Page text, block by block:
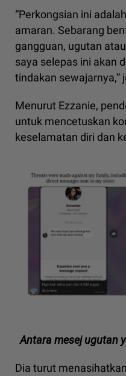
“Perkongsian ini
amaran. Sebarang
gangguan, ugutan
saya selepas ini akan
tindakan sewajarnya,”
Menurut Ezzanie,
untuk mencetuskan
keselamatan diri dan
Antara mesej ugutan
Dia turut